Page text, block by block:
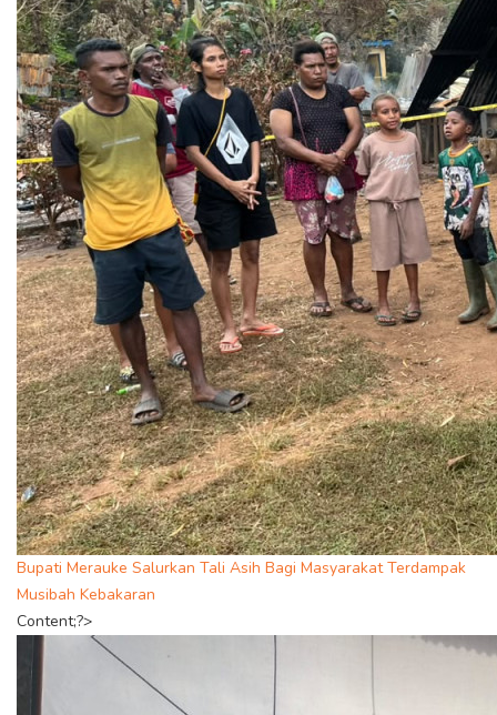
Bupati Merauke Salurkan Tali Asih Bagi Masyarakat Terdampak
Musibah Kebakaran
Content;?>